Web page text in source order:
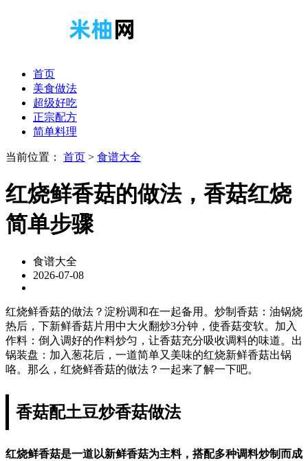
首页
美食做法
超级好吃
正宗配方
简单料理
当前位置： 首页 > 食谱大全
红烧鲜香菇的做法，香菇红烧
简单步骤
食谱大全
2026-07-08
红烧鲜香菇的做法？淀粉调和在一起备用。炒制香菇：油锅烧
热后，下新鲜香菇片用中大火翻炒3分钟，使香菇变软。加入
作料：倒入调好的作料炒匀，让香菇充分吸收调料的味道。出
锅装盘：加入葱花后，一道简单又美味的红烧新鲜香菇出锅
咯。那么，红烧鲜香菇的做法？一起来了解一下吧。
香菇配土豆炒香菇做法
红烧鲜香菇是一道以新鲜香菇为主料，搭配多种调料炒制而成